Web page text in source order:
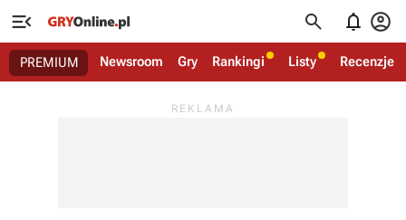
   
PREMIUM Newsroom Gry Rankingi Listy Recenzje